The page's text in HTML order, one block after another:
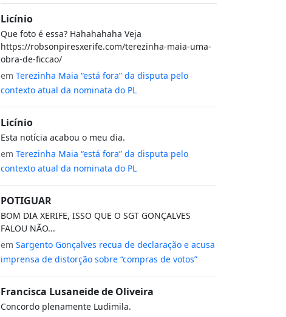
Licínio
Que foto é essa? Hahahahaha Veja
https://robsonpiresxerife.com/terezinha-maia-uma-
obra-de-ficcao/
em Terezinha Maia “está fora” da disputa pelo
contexto atual da nominata do PL
Licínio
Esta notícia acabou o meu dia.
em Terezinha Maia “está fora” da disputa pelo
contexto atual da nominata do PL
POTIGUAR
BOM DIA XERIFE, ISSO QUE O SGT GONÇALVES
FALOU NÃO...
em Sargento Gonçalves recua de declaração e acusa
imprensa de distorção sobre “compras de votos”
Francisca Lusaneide de Oliveira
Concordo plenamente Ludimila.